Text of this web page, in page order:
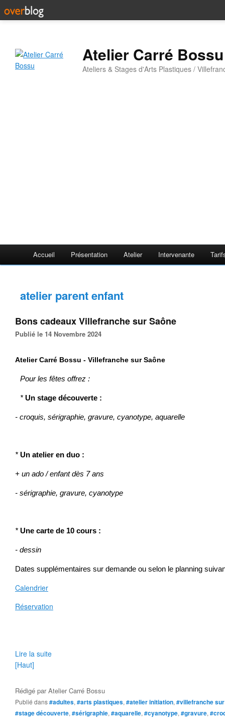
Atelier Carré Bossu
Ateliers & Stages d'Arts Plastiques /
Accueil Présentation Atelier Intervenante
atelier parent enfant
Bons cadeaux Villefranche sur Saône
Publié le 14 Novembre 2024
Atelier Carré Bossu - Villefranche sur Saône
Pour les fêtes offrez :
* Un stage découverte :
- croquis, sérigraphie, gravure, cyanotype, aquarelle
* Un atelier en duo :
+ un ado /enfant dès 7 ans
- sérigraphie, gravure, cyanotype
* Une carte de 10 cours :
- dessin
Dates supplémentaires sur demande ou selon le planning
Calendrier
Réservation
Lire la suite
[Haut]
Rédigé parAtelier Carré Bossu
Publié dans#adultes, #arts plastiques, #atelier initiation, #villefranche
#stage découverte, #sérigraphie, #aquarelle, #cyanotype, #gravure,